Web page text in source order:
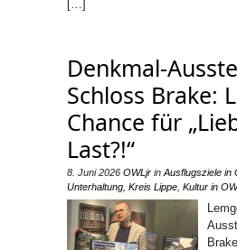
[…]
Denkmal-
Schloss Brake:
Chance für
Last?!“
8. Juni 2026 OWLjr in Ausflugsziele in
Unterhaltung Kreis Lippe Kultur in